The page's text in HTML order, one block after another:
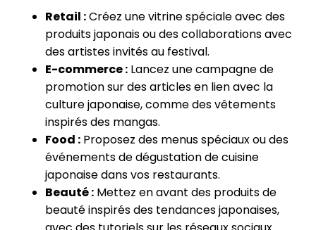
Retail :Créez une vitrine spéciale avec des
produits japonais ou des collaborations avec
des artistes invités au festival.
E-commerce : Lancez une campagne de
promotion sur des articles en lien avec la
culture japonaise, comme des vêtements
inspirés des mangas.
Food : Proposez des menus spéciaux ou des
événements de dégustation de cuisine
japonaise dans vos restaurants.
Beauté : Mettez en avant des produits de
beauté inspirés des tendances japonaises,